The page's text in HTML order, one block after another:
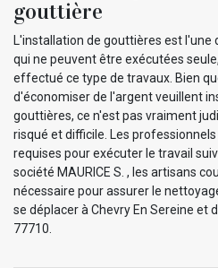
gouttière
L'installation de gouttières est l'une
qui ne peuvent être exécutées
effectué ce type de travaux. Bien
d'économiser de l'argent veuillent
gouttières, ce n'est pas vraiment
risqué et difficile. Les
requises pour exécuter le travail
société MAURICE S. , les artisans
nécessaire pour assurer le
se déplacer à Chevry En Sereine et
77710.